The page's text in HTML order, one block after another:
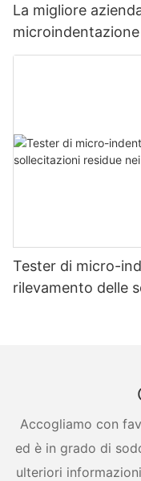
La migliore
misurazione della
Tester di micro-
rilevamento delle
Accogliamo con
ed è in grado di
ulteriori